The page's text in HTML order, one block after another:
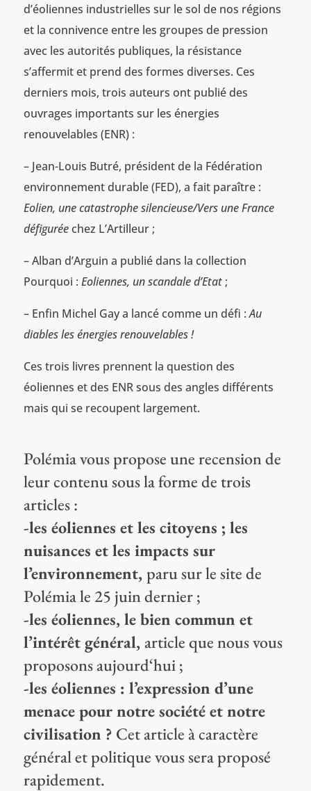
d’éoliennes industrielles sur le sol de nos régions
et la connivence entre les groupes de pression
avec les autorités publiques, la résistance
s’affermit et prend des formes diverses. Ces
derniers mois, trois auteurs ont publié des
ouvrages importants sur les énergies
renouvelables (ENR) :
– Jean-Louis Butré, président de la Fédération
environnement durable (FED), a fait paraître :
Eolien, une catastrophe silencieuse/Vers une France
défiguréechez L’Artilleur ;
– Alban d’Arguin a publié dans la collection
Pourquoi : Eoliennes, un scandale d’Etat ;
– Enfin Michel Gay a lancé comme un défi :Au
diables les énergies renouvelables !
Ces trois livres prennent la question des
éoliennes et des ENR sous des angles différents
mais qui se recoupent largement.
Polémia vous propose une recension de
leur contenu sous la forme de trois
articles :
-les éoliennes et les citoyens ; les
nuisances et les impacts sur
l’environnement, paru sur le site de
Polémia le 25 juin dernier ;
-les éoliennes, le bien commun et
l’intérêt général, article que nous vous
proposons aujourd‘hui ;
-les éoliennes : l’expression d’une
menace pour notre société et notre
civilisation ? Cet article à caractère
général et politique vous sera proposé
rapidement.